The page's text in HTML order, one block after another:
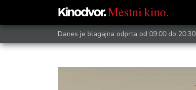
Danes je blagajna odprta od 09:00 do 20:30